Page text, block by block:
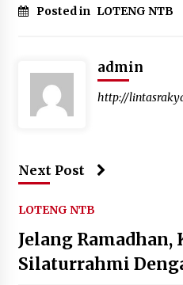
Posted in LOTENG NTB
admin
http://
Next Post
LOTENG NTB
Jelang Ramadhan,
Silaturrahmi